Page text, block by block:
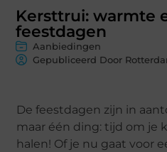
Kersttrui: warmte
feestdagen
Aanbiedingen
Gepubliceerd Door
De feestdagen zijn in
maar één ding: tijd om je
halen! Of je nu gaat voor